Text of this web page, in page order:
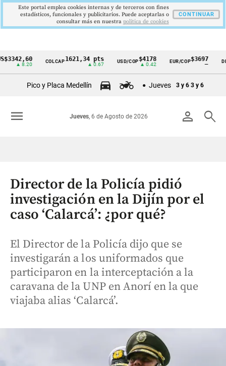
Cintillo
Colombia
COLCAP1621,34 pts USD/COP$4178
▲ 0.42
EUR/COP$3697
—
Pico y Placa Medellín Jueves 3 y 6 3 y 6
person search
Jueves, 6 de Agosto de 2026
menu
Director de la Policía pidió
investigación en la Dijín por el
caso ‘Calarcá’: ¿por qué?
El Director de la Policía dijo que se
investigarán a los uniformados que
participaron en la interceptación a la
caravana de la UNP en Anorí en la que
viajaba alias ‘Calarcá’.
Este portal emplea cookies internas y de terceros con fines
estadísticos, funcionales y publicitarios. Puede aceptarlas o
consultar más en nuestra politica de cookies
CONTINUAR